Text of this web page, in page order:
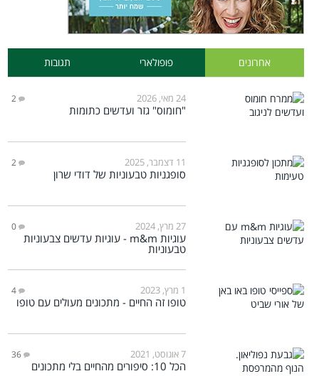
אחרונים פופולארי תגובות
24 מאי, 2026 2
"חומוס" גזר ועדשים כתומות
11 דצמבר, 2025 2
סופגניות טבעוניות של דודי שרון
27 מרץ, 2024 0
עוגיות m&m - עוגיות עדשים צבעוניות
טבעוניות
1 מרץ, 2023 4
טופו זה החיים - מתכונים מעולים עם טופו
7 אוגוסט, 2021 36
הכל 10: סיפורים מהחיים בלי מתכונים